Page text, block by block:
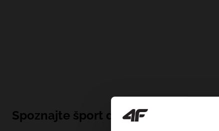
Spoznajte šport do hĺbky